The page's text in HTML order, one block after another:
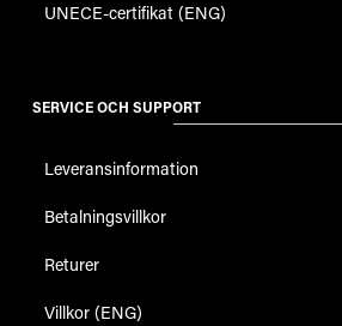
UNECE-certifikat (ENG)
SERVICE OCH SUPPORT
Leveransinformation
Betalningsvillkor
Returer
Villkor (ENG)